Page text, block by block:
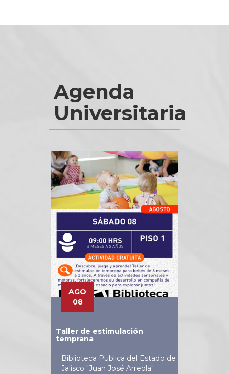
Agenda
Universitaria
AGO
08
Taller de estimulación
temprana
Biblioteca Publica del Estado de
Jalisco "Juan José Arreola"